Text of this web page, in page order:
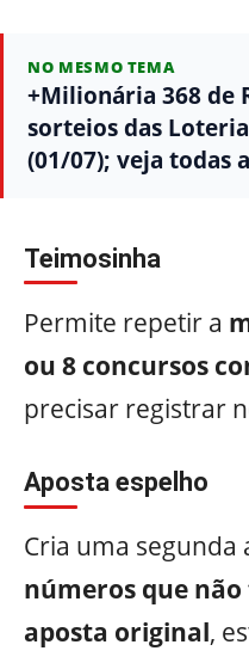
NO MESMO TEMA
+Milionária 368 de
sorteios das
(01/07); veja todas
Teimosinha
Permite repetir a
ou 8 concursos
precisar registrar
Aposta espelho
Cria uma segunda
números que
aposta original,